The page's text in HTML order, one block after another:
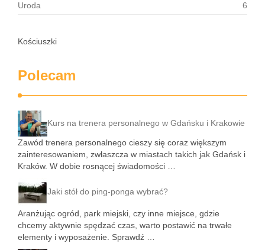
Uroda
6
Kościuszki
Polecam
Kurs na trenera personalnego w Gdańsku i Krakowie
Zawód trenera personalnego cieszy się coraz większym
zainteresowaniem, zwłaszcza w miastach takich jak Gdańsk i
Kraków. W dobie rosnącej świadomości …
Jaki stół do ping-ponga wybrać?
Aranżując ogród, park miejski, czy inne miejsce, gdzie
chcemy aktywnie spędzać czas, warto postawić na trwałe
elementy i wyposażenie. Sprawdź …